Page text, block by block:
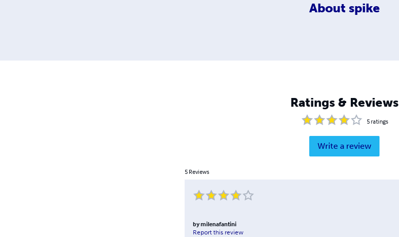
About spike
Ratings & Reviews
5ratings
Write a review
5 Reviews
bymilenafantini
Report this review